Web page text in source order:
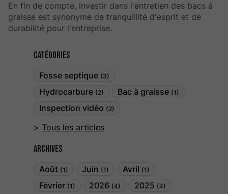
Catégories
Fosse septique (3)
Hydrocarbure (2) Bac à graisse (1)
Inspection vidéo (2)
Tous les articles
Archives
Août (1) Juin (1) Avril (1)
Février (1) 2026 (4) 2025 (4)
En fin de compte, investir dans l'entretien des bacs à
graisse est synonyme de tranquillité d'esprit et de
durabilité pour l'entreprise.